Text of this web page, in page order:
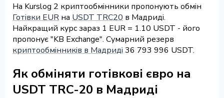
На Kurslog 2 криптообмінники пропонують обмін
Готівки EUR на USDT TRC20 в Мадриді.
Найкращий курс зараз 1 EUR = 1.10 USDT - його
пропонує "KB Exchange". Сумарний резерв
криптообмінників в Мадриді 36 793 996 USDT.
Як обміняти готівкові євро на
USDT TRC-20 в Мадриді